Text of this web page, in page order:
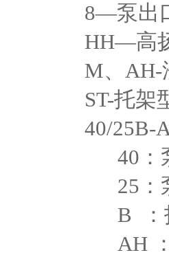
8—泵出
HH—高
M、AH-
ST-托架
40/25B-
40：
25：
B ：
AH ：